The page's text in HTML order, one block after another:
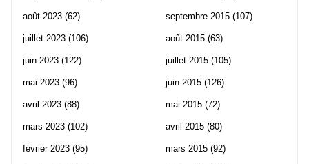
août 2023 (62)
juillet 2023 (106)
juin 2023 (122)
mai 2023 (96)
avril 2023 (88)
mars 2023 (102)
février 2023 (95)
septembre 2015 (107)
août 2015 (63)
juillet 2015 (105)
juin 2015 (126)
mai 2015 (72)
avril 2015 (80)
mars 2015 (92)